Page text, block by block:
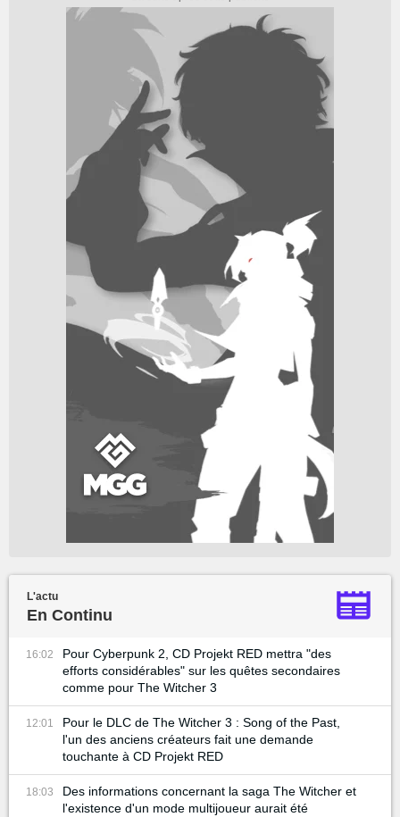
L'actu
En Continu
16:02
Pour Cyberpunk 2, CD Projekt RED mettra "des
efforts considérables" sur les quêtes secondaires
comme pour The Witcher 3
12:01
Pour le DLC de The Witcher 3 : Song of the Past,
l'un des anciens créateurs fait une demande
touchante à CD Projekt RED
18:03
Des informations concernant la saga The Witcher et
l'existence d'un mode multijoueur aurait été